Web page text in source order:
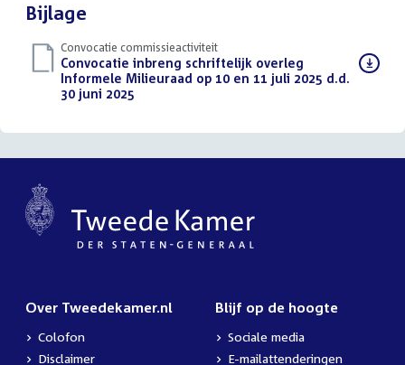
Bijlage
Convocatie commissieactiviteit
Download
bestand:
Convocatie inbreng schriftelijk overleg
Informele Milieuraad op 10 en 11 juli 2025 d.d.
30 juni 2025
Over Tweedekamer.nl
Colofon
Disclaimer
Blijf op de hoogte
Sociale media
E-mailattenderingen